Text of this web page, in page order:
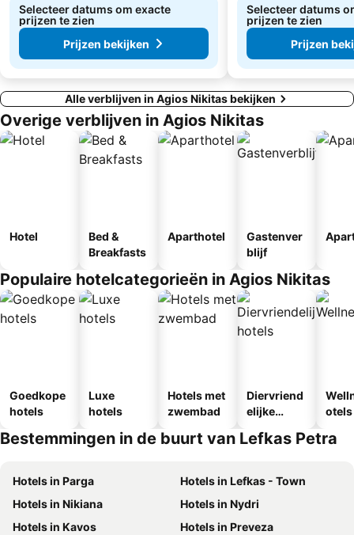
Selecteer datums om exacte
prijzen te zien
Prijzen bekijken
Selecteer datums
prijzen te zien
Prijzen
Alle verblijven in Agios Nikitas bekijken
Overige verblijven in Agios Nikitas
Hotel
Bed &
Breakfasts
Aparthotel
Gastenver
blijf
Populaire hotelcategorieën in Agios Nikitas
Goedkope
hotels
Luxe
hotels
Hotels met
zwembad
Diervriend
elijke
otels
Bestemmingen in de buurt van Lefkas Petra
Hotels in Parga
Hotels in Lefkas - Town
Hotels in Nikiana
Hotels in Nydri
Hotels in Kavos
Hotels in Preveza